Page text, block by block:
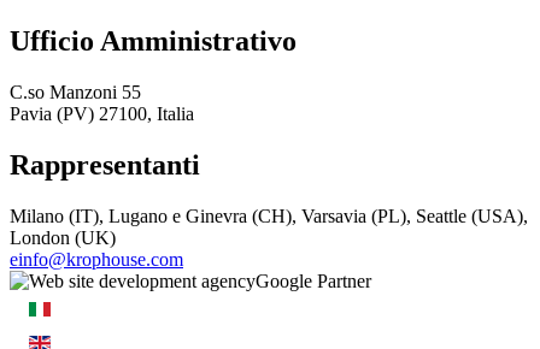
Ufficio Amministrativo
C.so Manzoni 55
Pavia (PV) 27100, Italia
Rappresentanti
Milano (IT), Lugano e Ginevra (CH), Varsavia (PL), Seattle (USA),
London (UK)
einfo@krophouse.com